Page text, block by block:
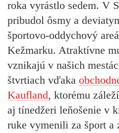
roka vyrástlo sedem. V
pribudol ôsmy a
športovo-oddychový
Kežmarku. Atraktívne
vznikajú v našich
štvrtiach vďaka
Kaufland, ktorému
aj tínedžeri leňošenie v
ruke vymenili za šport a